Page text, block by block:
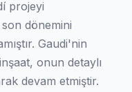
projeyi
son dönemini
Gaudi'nin
onun detaylı
devam etmiştir.